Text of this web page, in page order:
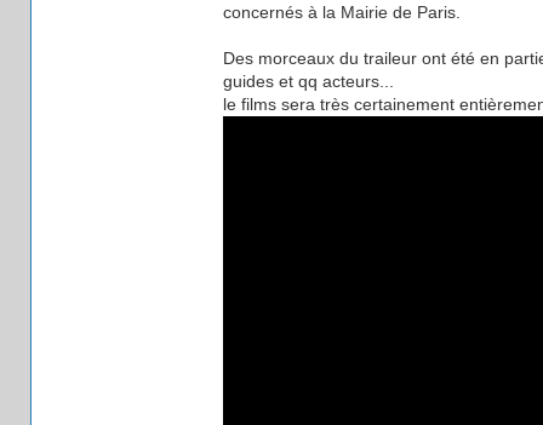
concernés à la Mairie de Paris.
Des morceaux du traileur ont été en
guides et qq acteurs...
le films sera très certainement